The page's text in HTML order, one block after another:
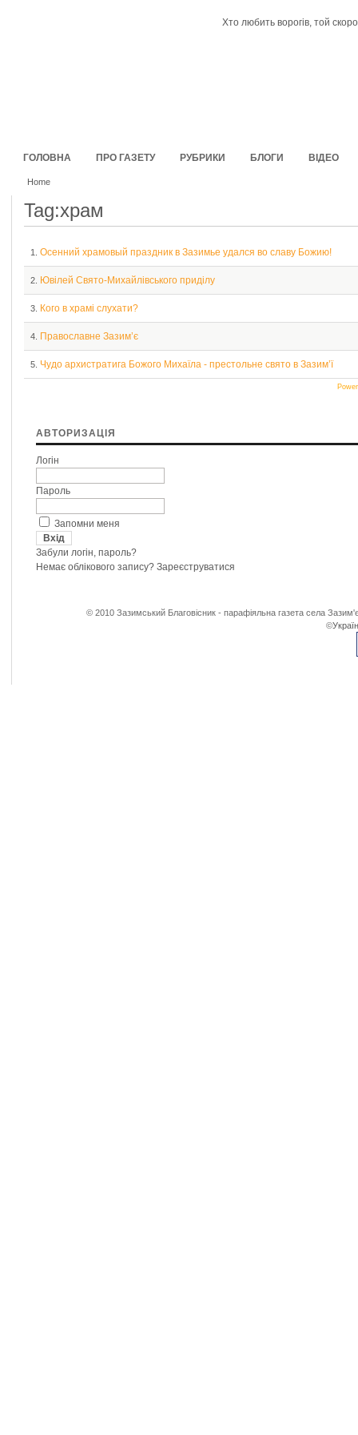
Хто любить ворогів, той
ГОЛОВНА ПРО ГАЗЕТУ РУБРИКИ БЛОГИ ВІДЕО
Home
Tag:храм
1. Осенний храмовый праздник в Зазимье удался во славу Божию!
2. Ювілей Свято-Михайлівського приділу
3. Кого в храмі слухати?
4. Православне Зазим’є
5. Чудо архистратига Божого Михаїла - престольне свято в Зазим’ї
АВТОРИЗАЦІЯ
Логін
Пароль
Запомни меня
Забули логін, пароль?
Немає облікового запису? Зареєструватися
© 2010 Зазимський Благовісник - парафіяльна газета села
©